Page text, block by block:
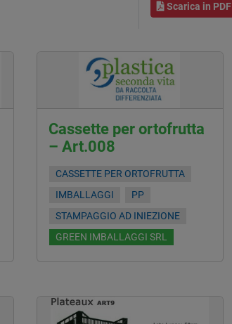
Scarica in PDF
Cassette per ortofrutta
– Art.008
CASSETTE PER ORTOFRUTTA
IMBALLAGGI
PP
STAMPAGGIO AD INIEZIONE
GREEN IMBALLAGGI SRL